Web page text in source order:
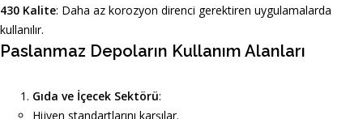
430 Kalite: Daha az korozyon direnci gerektiren uygulamalarda
kullanılır.
Paslanmaz Depoların Kullanım Alanları
Gıda ve İçecek Sektörü:
Hijyen standartlarını karşılar.